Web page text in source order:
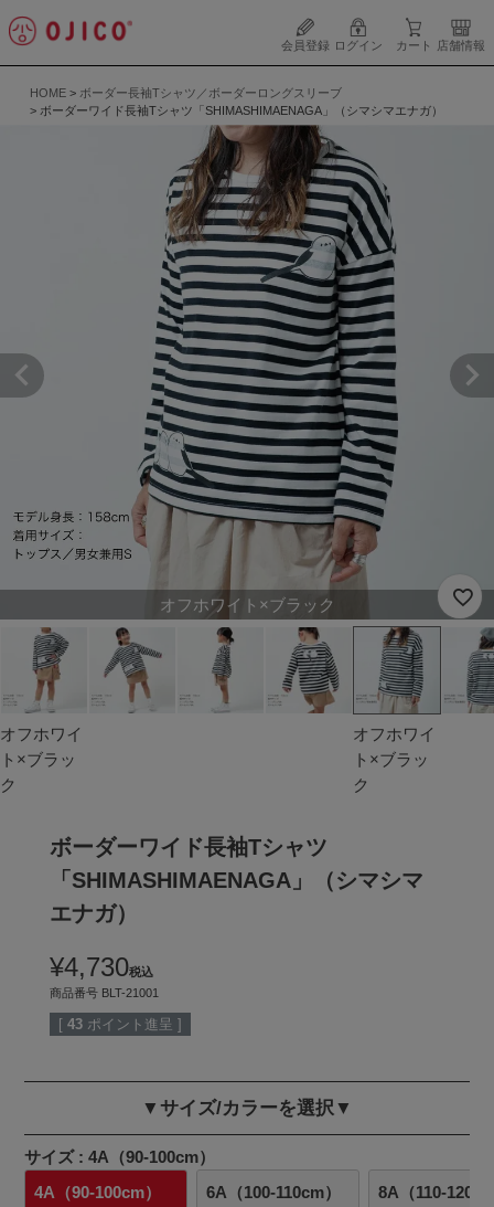
会員登録 ログイン カート 店舗情報
HOME
ボーダー長袖Tシャツ／ボーダーロングスリーブ
ボーダーワイド長袖Tシャツ「SHIMASHIMAENAGA」（シマシマエナガ）
オフホワイト×ブラック
オフホワイ
ト×ブラッ
ク
オフホワイ
ト×ブラッ
ク
ボーダーワイド長袖Tシャツ
「SHIMASHIMAENAGA」（シマシマ
エナガ）
¥4,730税込
商品番号 BLT-21001
[ 43 ポイント進呈 ]
▼サイズ/カラーを選択▼
サイズ
4A（90-100cm）
4A（90-100cm）
6A（100-110cm） 8A（110-